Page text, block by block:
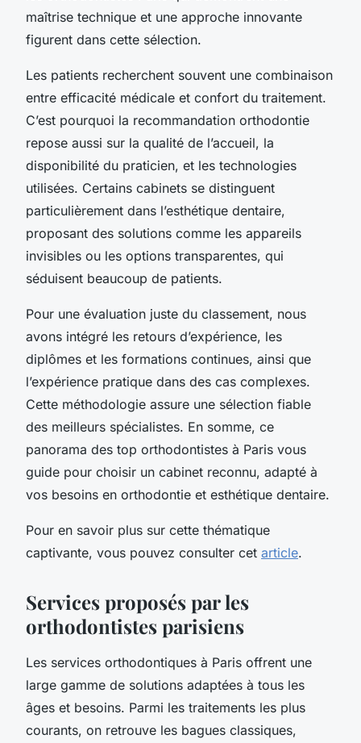
maîtrise technique et une approche innovante
figurent dans cette sélection.
Les patients recherchent souvent une combinaison
entre efficacité médicale et confort du traitement.
C’est pourquoi la recommandation orthodontie
repose aussi sur la qualité de l’accueil, la
disponibilité du praticien, et les technologies
utilisées. Certains cabinets se distinguent
particulièrement dans l’esthétique dentaire,
proposant des solutions comme les appareils
invisibles ou les options transparentes, qui
séduisent beaucoup de patients.
Pour une évaluation juste du classement, nous
avons intégré les retours d’expérience, les
diplômes et les formations continues, ainsi que
l’expérience pratique dans des cas complexes.
Cette méthodologie assure une sélection fiable
des meilleurs spécialistes. En somme, ce
panorama des top orthodontistes à Paris vous
guide pour choisir un cabinet reconnu, adapté à
vos besoins en orthodontie et esthétique dentaire.
Pour en savoir plus sur cette thématique
captivante, vous pouvez consulter cet article.
Services proposés par les
orthodontistes parisiens
Les services orthodontiques à Paris offrent une
large gamme de solutions adaptées à tous les
âges et besoins. Parmi les traitements les plus
courants, on retrouve les bagues classiques,